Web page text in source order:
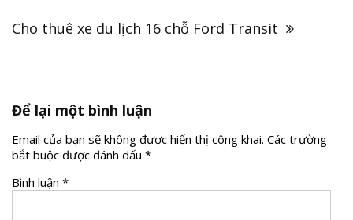
viết
Cho thuê xe du lịch 16 chỗ Ford Transit
Để lại một bình luận
Email của bạn sẽ không được hiển thị công khai. Các trường
bắt buộc được đánh dấu *
Bình luận *